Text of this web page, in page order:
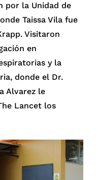
por la Unidad de
Taissa Vila fue
Visitaron
en
y la
donde el Dr.
Alvarez le
Lancet los